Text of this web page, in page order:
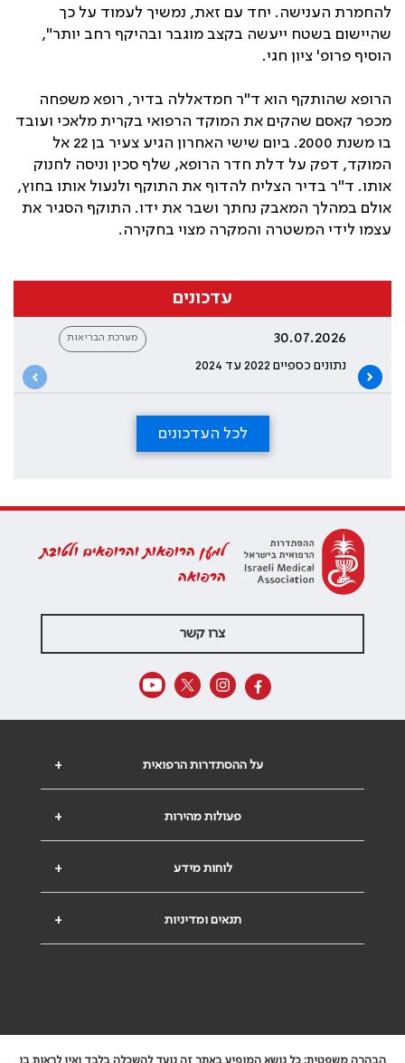
להחמרת הענישה. יחד עם זאת, נמשיך לעמוד על כך
שהיישום בשטח ייעשה בקצב מוגבר ובהיקף רחב יותר",
הוסיף פרופ' ציון חגי.
הרופא שהותקף הוא ד"ר חמדאללה בדיר, רופא משפחה
מכפר קאסם שהקים את המוקד הרפואי בקרית מלאכי ועובד
בו משנת 2000. ביום שישי האחרון הגיע צעיר בן 22 אל
המוקד, דפק על דלת חדר הרופא, שלף סכין וניסה לחנוק
אותו. ד"ר בדיר הצליח להדוף את התוקף ולנעול אותו בחוץ,
אולם במהלך המאבק נחתך ושבר את ידו. התוקף הסגיר את
עצמו לידי המשטרה והמקרה מצוי בחקירה.
עדכונים
30.07.2026
נתונים כספיים 2022 עד 2024
מערכת הבריאות
לכל העדכונים
למען הרופאות והרופאים ולטובת
הרפואה
צרו קשר
+ על ההסתדרות הרפואית
+ פעולות מהירות
+ לוחות מידע
+ תנאים ומדיניות